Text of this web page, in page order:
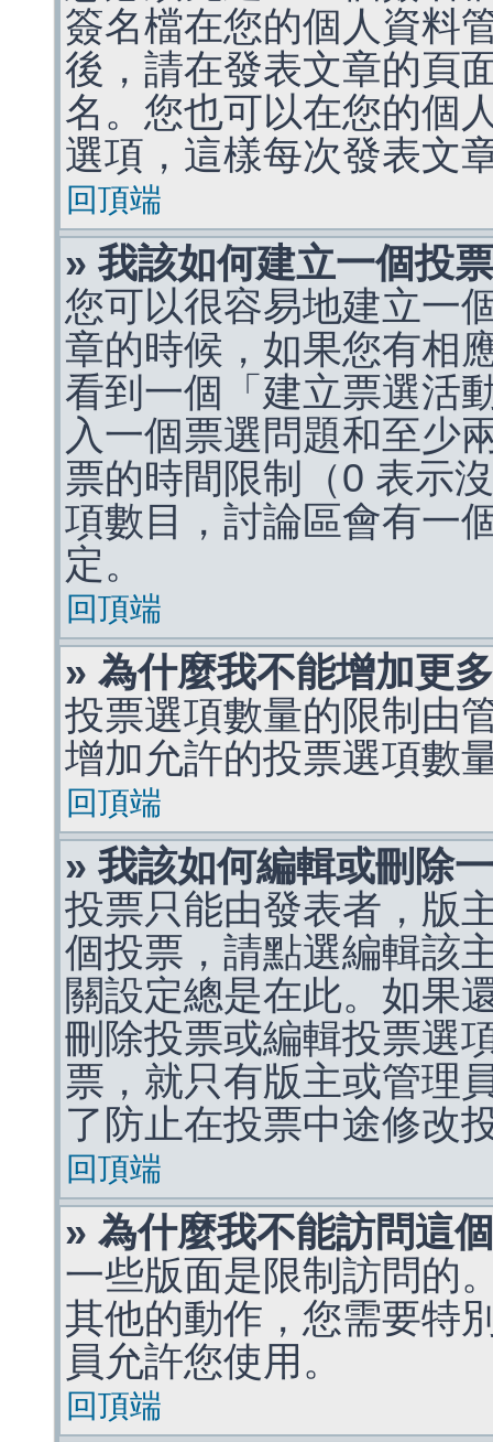
簽名檔在您的個人資料
後，請在發表文章的頁
名。您也可以在您的個
選項，這樣每次發表文
回頂端
» 我該如何建立一個投
您可以很容易地建立一
章的時候，如果您有相
看到一個「建立票選活
入一個票選問題和至少
票的時間限制（0 表示
項數目，討論區會有一
定。
回頂端
» 為什麼我不能增加更
投票選項數量的限制由
增加允許的投票選項數
回頂端
» 我該如何編輯或刪除
投票只能由發表者，版
個投票，請點選編輯該
關設定總是在此。如果
刪除投票或編輯投票選
票，就只有版主或管理
了防止在投票中途修改
回頂端
» 為什麼我不能訪問這
一些版面是限制訪問的
其他的動作，您需要特
員允許您使用。
回頂端